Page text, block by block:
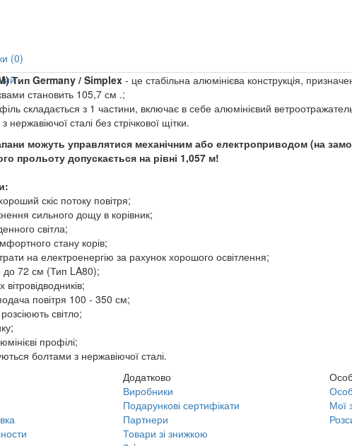
(0)
Тип Germany / Simplex - це стабільна алюмінієва конструкція,
становить 105,7 см .;
складається з 1 частини, включає в себе алюмінієвий
нержавіючої сталі без стрічкової щітки.
можуть управлятися механічним або електроприводом (на
прольоту допускається на рівні 1,057 м!
скіс потоку повітря;
сильного дощу в корівник;
світла;
стану корів;
на електроенергію за рахунок хорошого освітлення;
до 72 см (Тип LA80);
вітровідводників;
повітря 100 - 350 см;
світло;
профілі;
болтами з нержавіючої сталі.
Додатково
Виробники
Подарункові сертифікати
Партнери
Товари зі знижкою
Мої